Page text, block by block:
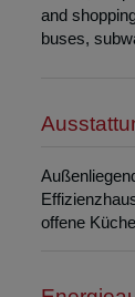
This attic
clinics,